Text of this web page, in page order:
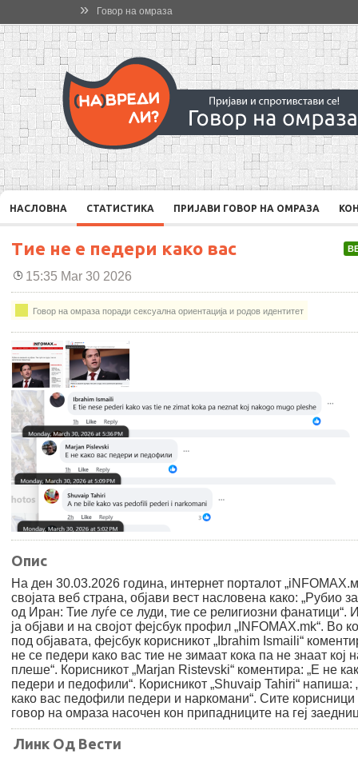
» Говор на омраза
НАСЛОВНА СТАТИСТИКА ПРИЈАВИ ГОВОР НА ОМРАЗА
Тие не е педери како вас
15:35 Mar 30 2026
Говор на омраза поради сексуална ориентација и родов идентитет
Опис
На ден 30.03.2026 година, интернет порталот
својата веб страна, објави вест насловена како: „Рубио
од Иран: Тие луѓе се луди, тие се религиозни фанатици“.
ја објави и на својот фејсбук профил „INFOMAX.mk“. Во
под објавата, фејсбук корисникот „Ibrahim Ismaili“
не се педери како вас тие не зимаат кока па не знаат кој
плеше“. Корисникот „Marjan Ristevski“ коментира: „Е не
педери и педофили“. Корисникот „Shuvaip Tahiri“ напиша:
како вас педофили педери и наркомани“. Сите корисници
говор на омраза насочен кон припадниците на геј
Линк Од Вести